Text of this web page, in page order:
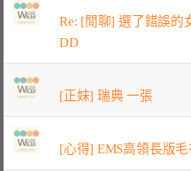
Re: [閒聊] 選了錯誤的
DD
[正妹] 瑞典 一張
[心得] EMS高領長版